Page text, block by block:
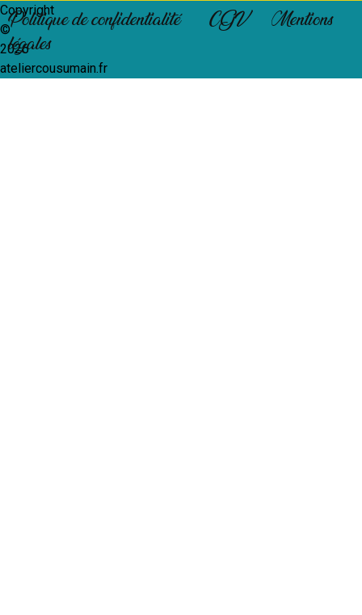
Copyright
©
2026
ateliercousumain.fr
Politique de confidentialité CGV
Mentions
légales